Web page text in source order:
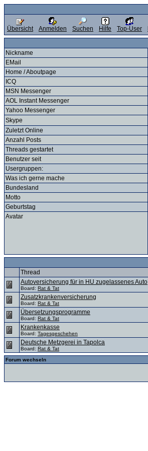
Übersicht Anmelden Suchen Hilfe Top-User
Nickname
EMail
Home / Aboutpage
ICQ
MSN Messenger
AOL Instant Messenger
Yahoo Messenger
Skype
Zuletzt Online
Anzahl Posts
Threads gestartet
Benutzer seit
Usergruppen:
Was ich gerne mache
Bundesland
Motto
Geburtstag
Avatar
Thread
Autoversicherung für in HU zugelassenes Auto
Board: Rat & Tat
Zusatzkrankenversicherung
Board: Rat & Tat
Übersetzungsprogramme
Board: Rat & Tat
Krankenkasse
Board: Tagesgeschehen
Deutsche Metzgerei in Tapolca
Board: Rat & Tat
Forum wechseln